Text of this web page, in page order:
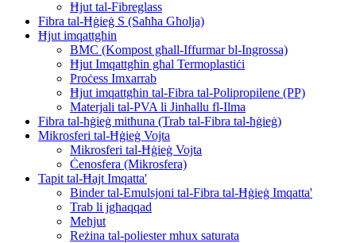
Ħjut tal-Fibreglass
Fibra tal-Ħġieġ S (Saħħa Għolja)
Ħjut imqattgħin
BMC (Kompost għall-Iffurmar bl-Ingrossa)
Ħjut Imqattgħin għal Termoplastiċi
Proċess Imxarrab
Ħjut imqattgħin tal-Fibra tal-Polipropilene (PP)
Materjali tal-PVA li Jinħallu fl-Ilma
Fibra tal-ħġieġ mitħuna (Trab tal-Fibra tal-ħġieġ)
Mikrosferi tal-Ħġieġ Vojta
Mikrosferi tal-Ħġieġ Vojta
Ċenosfera (Mikrosfera)
Tapit tal-Ħajt Imqatta'
Binder tal-Emulsjoni tal-Fibra tal-Ħġieġ Imqatta'
Trab li jgħaqqad
Meħjut
Reżina tal-poliester mhux saturata